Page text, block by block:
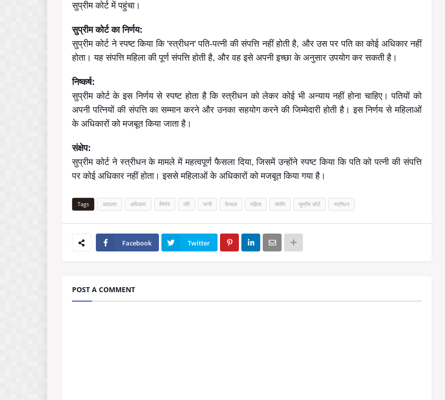
सुप्रीम कोर्ट में पहुंचा।
सुप्रीम कोर्ट का निर्णय:
सुप्रीम कोर्ट ने स्पष्ट किया कि 'स्त्रीधन' पति-पत्नी की संपत्ति नहीं होती है, और उस पर पति का कोई अधिकार नहीं
होता। यह संपत्ति महिला की पूर्ण संपत्ति होती है, और वह इसे अपनी इच्छा के अनुसार उपयोग कर सकती है।
निष्कर्ष:
सुप्रीम कोर्ट के इस निर्णय से स्पष्ट होता है कि स्त्रीधन को लेकर कोई भी अन्याय नहीं होना चाहिए। पतियों को
अपनी पत्नियों की संपत्ति का सम्मान करने और उनका सहयोग करने की जिम्मेदारी होती है। इस निर्णय से महिलाओं
के अधिकारों को मजबूत किया जाता है।
संक्षेप:
सुप्रीम कोर्ट ने स्त्रीधन के मामले में महत्वपूर्ण फैसला दिया, जिसमें उन्होंने स्पष्ट किया कि पति को पत्नी की संपत्ति
पर कोई अधिकार नहीं होता। इससे महिलाओं के अधिकारों को मजबूत किया गया है।
Tags अदालत अधिकार निर्णय पति पत्नी फैसला महिला संपत्ति सुप्रीम कोर्ट स्त्रीधन
Facebook Twitter
POST A COMMENT